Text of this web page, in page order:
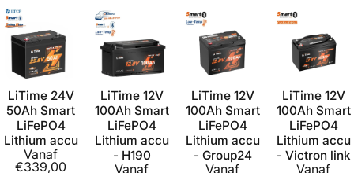
LiTime 24V
50Ah Smart
LiFePO4
Lithium accu
Vanaf
€339,00
LiTime 12V
100Ah Smart
LiFePO4
Lithium accu
- H190
Vanaf
LiTime 12V
100Ah Smart
LiFePO4
Lithium accu
- Group24
Vanaf
LiTime 12V
100Ah Smart
LiFePO4
Lithium accu
- Victron link
Vanaf